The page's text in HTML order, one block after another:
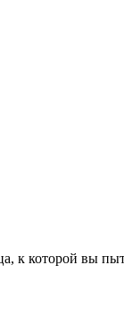
к которой вы